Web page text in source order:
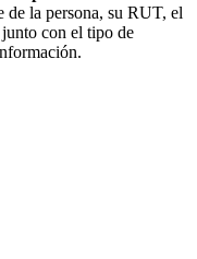
de la persona, su RUT, el
con el tipo de